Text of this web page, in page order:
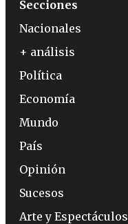
Secciones
Nacionales
+ análisis
Política
Economía
Mundo
País
Opinión
Sucesos
Arte y Espectáculos